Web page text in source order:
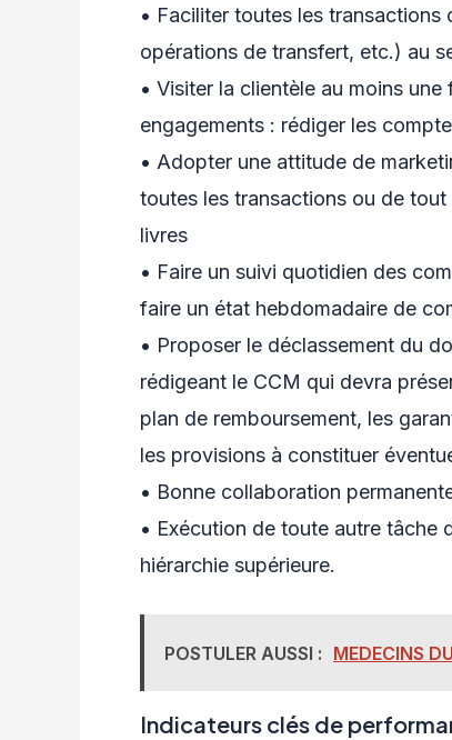
• Faciliter toutes les transactions
opérations de transfert, etc.) au
• Visiter la clientèle au moins
engagements : rédiger les
• Adopter une attitude de
toutes les transactions ou de
livres
• Faire un suivi quotidien des
faire un état hebdomadaire de
• Proposer le déclassement du
rédigeant le CCM qui devra
plan de remboursement, les
les provisions à constituer
• Bonne collaboration
• Exécution de toute autre tâche
hiérarchie supérieure.
POSTULER AUSSI : MEDECINS
Indicateurs clés de